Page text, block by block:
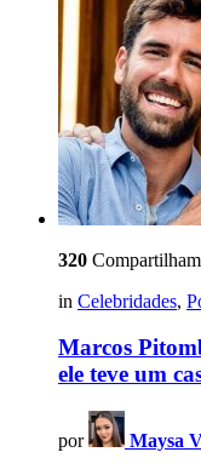
320
in Celebridades,
Marcos
ele teve um
por Maysa